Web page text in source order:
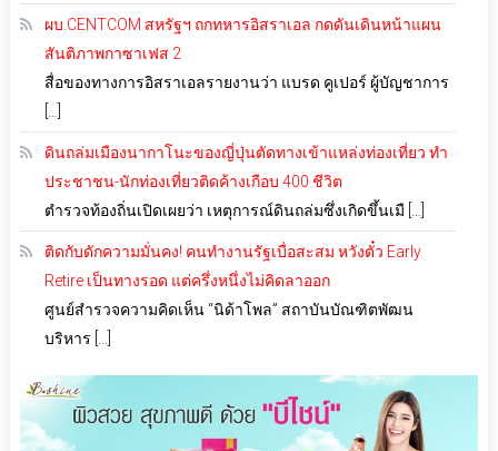
ผบ.CENTCOM สหรัฐฯ ถกทหารอิสราเอล กดดันเดินหน้าแผน
สันติภาพกาซาเฟส 2
สื่อของทางการอิสราเอลรายงานว่า แบรด คูเปอร์ ผู้บัญชาการ
[…]
ดินถล่มเมืองนากาโนะของญี่ปุ่นตัดทางเข้าแหล่งท่องเที่ยว ทำ
ประชาชน-นักท่องเที่ยวติดค้างเกือบ 400 ชีวิต
ตำรวจท้องถิ่นเปิดเผยว่า เหตุการณ์ดินถล่มซึ่งเกิดขึ้นเมื […]
ติดกับดักความมั่นคง! คนทำงานรัฐเบื่อสะสม หวังตั๋ว Early
Retire เป็นทางรอด แต่ครึ่งหนึ่งไม่คิดลาออก
ศูนย์สำรวจความคิดเห็น “นิด้าโพล” สถาบันบัณฑิตพัฒน
บริหาร […]